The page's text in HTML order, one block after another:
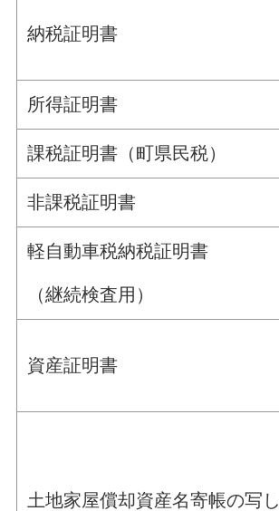
118号
hanawa dahlia
納税証明書
所得証明書
課税証明書（町県民税）
非課税証明書
軽自動車税納税証明書
（継続検査用）
資産証明書
土地家屋償却資産名寄帳の写し